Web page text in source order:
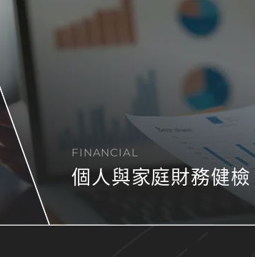
FINANCIAL
個人與家庭財務健檢